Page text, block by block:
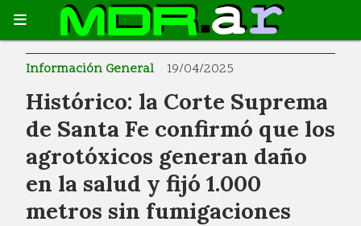
Histórico: la Corte Suprema
de Santa Fe confirmó que los
agrotóxicos generan daño
en la salud y fijó 1.000
metros sin fumigaciones
Información General 19/04/2025